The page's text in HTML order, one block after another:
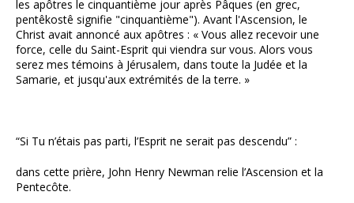
les apôtres le cinquantième jour après Pâques (en grec,
pentêkostê signifie "cinquantième"). Avant l'Ascension, le
Christ avait annoncé aux apôtres : « Vous allez recevoir une
force, celle du Saint-Esprit qui viendra sur vous. Alors vous
serez mes témoins à Jérusalem, dans toute la Judée et la
Samarie, et jusqu'aux extrémités de la terre. »
“Si Tu n’étais pas parti, l’Esprit ne serait pas descendu” :
dans cette prière, John Henry Newman relie l’Ascension et la
Pentecôte.